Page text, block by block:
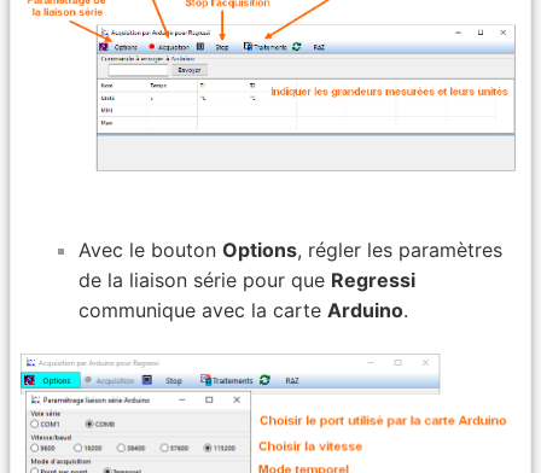
Avec le bouton Options, régler les paramètres
de la liaison série pour que Regressi
communique avec la carte Arduino.